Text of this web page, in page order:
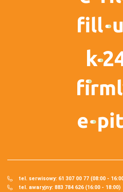
tel. serwisowy: 61 307 00 77 (08:00 -
tel. awaryjny: 883 784 626 (16:00 - 18:00)